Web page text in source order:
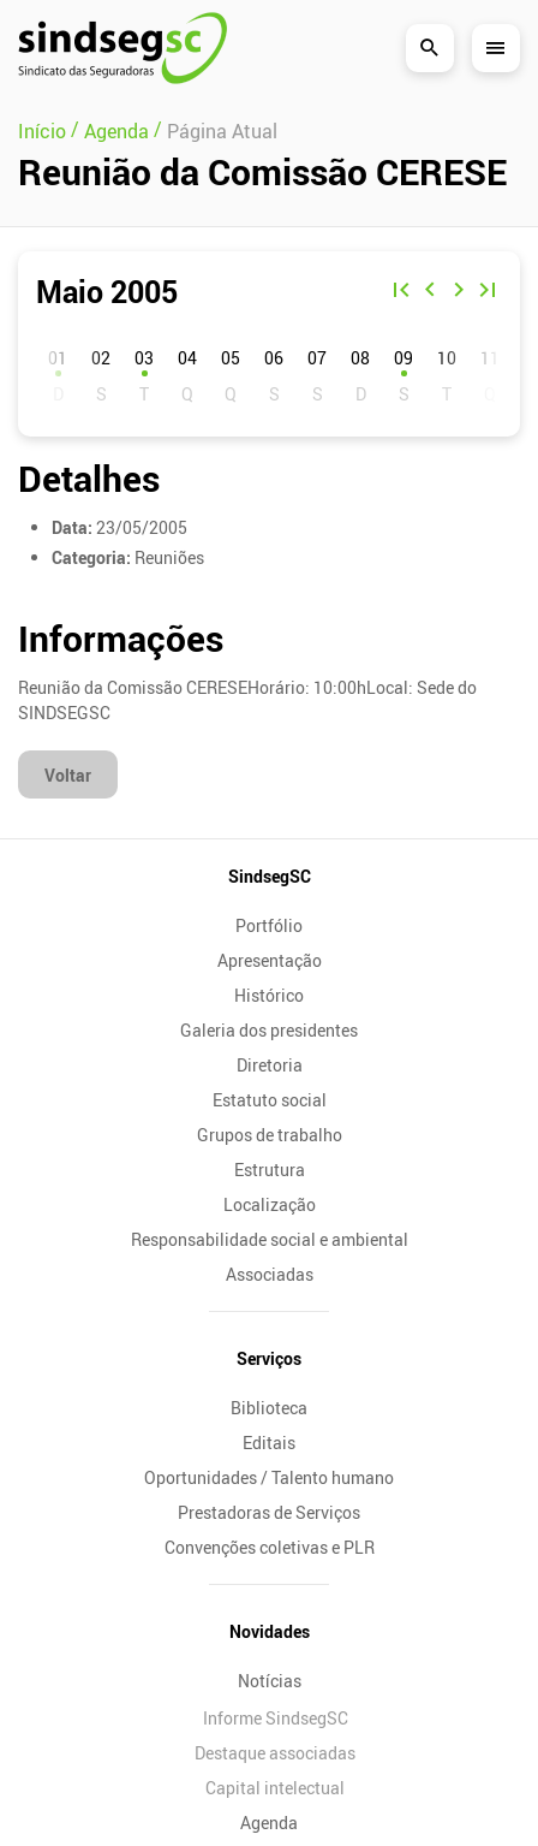
Pular Navegação (s)
Início/ Agenda / Página Atual
Reunião da Comissão CERESE
Maio 2005
01 02 03 04 05 06 07 08 09 10 11
Detalhes
Data: 23/05/2005
Categoria: Reuniões
Informações
Reunião da Comissão CERESEHorário: 10:00hLocal: Sede do
SINDSEGSC
Voltar
SindsegSC
Portfólio
Apresentação
Histórico
Galeria dos presidentes
Diretoria
Estatuto social
Grupos de trabalho
Estrutura
Localização
Responsabilidade social e ambiental
Associadas
Serviços
Biblioteca
Editais
Oportunidades / Talento humano
Prestadoras de Serviços
Convenções coletivas e PLR
Novidades
Notícias
Informe SindsegSC
Destaque associadas
Capital intelectual
Agenda